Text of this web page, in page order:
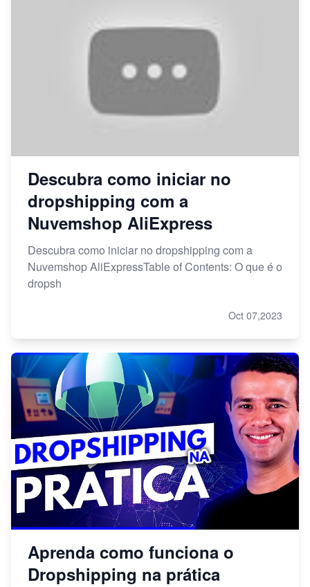
Descubra como iniciar no
dropshipping com a
Nuvemshop AliExpress
Descubra como iniciar no dropshipping com a
Nuvemshop AliExpressTable of Contents: O que é o
dropsh
Oct 07,2023
Aprenda como funciona o
Dropshipping na prática